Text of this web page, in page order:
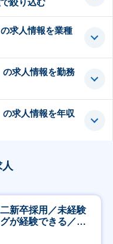
絞り込む
求人情報を業種
求人情報を勤務
求人情報を年収
新卒採用／未経験
が経験できる／研